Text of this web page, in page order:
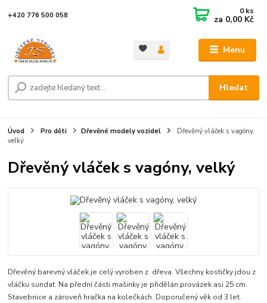
Menu
Hledat
+420 776 500 058 0ks
za 0,00 Kč
Úvod Pro děti Dřevěné modely vozidel
Dřevěný vláček s vagóny,
velký
Dřevěný vláček s vagóny, velký
Dřevěný barevný vláček je celý vyroben z dřeva. Všechny kostičky jdou z
vláčku sundat. Na přední části mašinky je přidělán provázek asi 25 cm.
Stavebnice a zároveň hračka na kolečkách. Doporučený věk od 3 let.